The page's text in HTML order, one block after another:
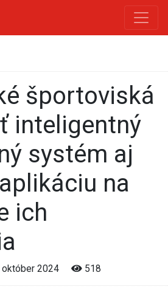
inteligentný
systém aj
na
ich
október 2024 518